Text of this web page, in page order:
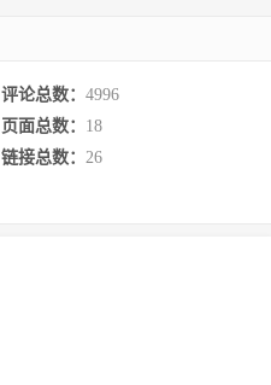
评论总数： 4996
页面总数： 18
链接总数： 26